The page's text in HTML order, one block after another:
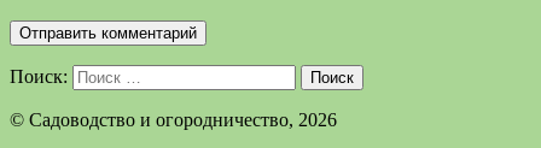
Поиск: Поиск
©️ Садоводство и огородничество, 2026